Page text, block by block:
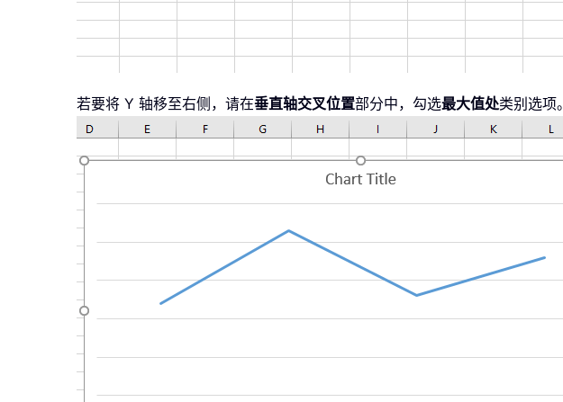
若要将 Y 轴移至右侧，请在垂直轴交叉位置部分中，勾选最大值处类别选项。